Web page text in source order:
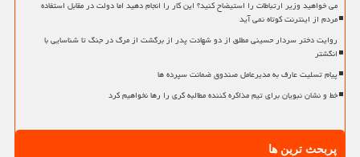
می خواهید وزیر ارتباطات را استیضاح کنید؟ این کار را انجام دهید اما دولت در مقابل استفاده
مردم از اینترنت کوتاه نمی آید
روایت دختر سردار حسینی مطلق از دو شهادت پدر از برگشت از مرگ در جنگ تا شناسایی با
انگشتر
پیام تسلیت عارف به مدیرعامل صندوق ضمانت سپرده ها
خط و نشان نبویان برای تیم مذاکره کننده مطالبه گری را رها نخواهیم کرد
پربحث ترین ها